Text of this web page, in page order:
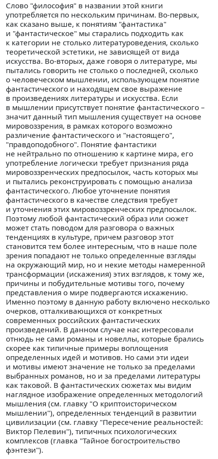
Слово "философия" в названии этой книги
употребляется по нескольким причинам. Во-первых,
как сказано выше, к понятиям "фантастика"
и "фантастическое" мы старались подходить как
к категории не столько литературоведения, сколько
теоретической эстетики, не зависящей от вида
искусства. Во-вторых, даже говоря о литературе, мы
пытались говорить не столько о последней, сколько
о человеческом мышлении, использующем понятие
фантастического и находящем свое выражение
в произведениях литературы и искусства. Если
в мышлении присутствует понятие фантастического –
значит данный тип мышления существует на основе
мировоззрения, в рамках которого возможно
различение фантастического и "настоящего",
"правдоподобного". Понятие фантастики
не нейтрально по отношению к картине мира, его
употребление логически требует признания ряда
мировоззренческих предпосылок, часть которых мы
и пытались реконструировать с помощью анализа
фантастического. Любое уточнение понятия
фантастического в качестве следствия требует
и уточнения этих мировоззренческих предпосылок.
Поэтому любой фантастический образ или сюжет
может стать поводом для разговора о важных
тенденциях в культуре, причем разговор этот
становится тем более интересным, что в наше поле
зрения попадают не только определенные взгляды
на окружающий мир, но и некие методы намеренной
трансформации (искажения) этих взглядов, к тому же,
причины и побудительные мотивы того, почему
представления о мире подвергаются искажению.
Именно поэтому в данную работу включено несколько
очерков, отталкивающихся от конкретных
современных российских фантастических
произведений. В данном случае нас интересовали
отнюдь не сами романы и новеллы, которые брались
скорее как типичные примеры воплощения
определенных идей и мотивов. Но сами эти идеи
и мотивы имеют значение не только за пределами
выбранных романов, но и за пределами литературы
как таковой. В фантастических сюжетах мы видим
наглядное изображение определенных методологий
мышления (см. главку "О криптоисторическом
мышлении"), определенных тенденций в развитии
цивилизации (см. главку "Пересечение реальностей:
Виктор Пелевин"), типичных психологических
комплексов (главка "Тайное богостроительство
фэнтези").